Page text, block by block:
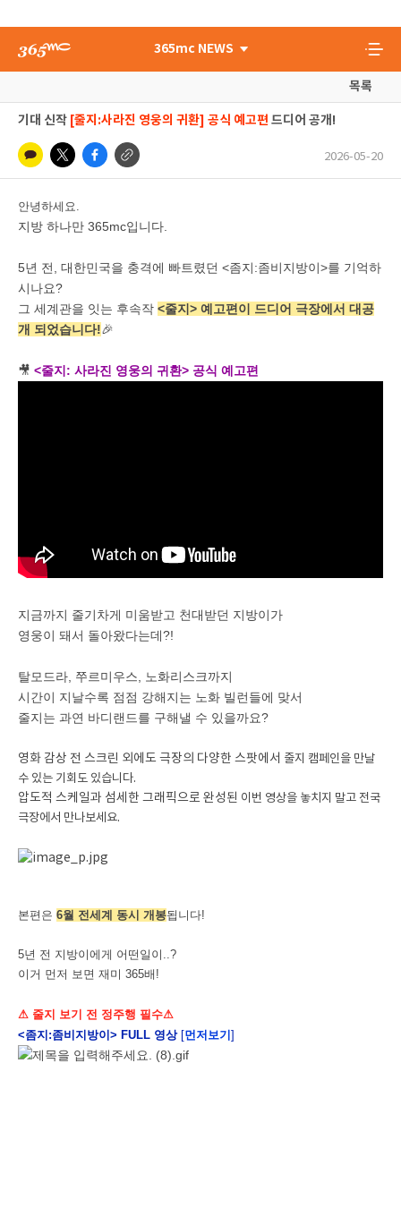
365mc NEWS
목록
기대 신작 [줄지:사라진 영웅의 귀환] 공식 예고편 드디어 공개!
2026-05-20
안녕하세요.
지방 하나만 365mc입니다.
5년 전, 대한민국을 충격에 빠트렸던 <좀지:좀비지방이>를 기억하
시나요?
그 세계관을 잇는 후속작 <줄지> 예고편이 드디어 극장에서 대공
개 되었습니다!🎉
🎥 <줄지: 사라진 영웅의 귀환> 공식 예고편
지금까지 줄기차게 미움받고 천대받던 지방이가
영웅이 돼서 돌아왔다는데?!
탈모드라, 쭈르미우스, 노화리스크까지
시간이 지날수록 점점 강해지는 노화 빌런들에 맞서
줄지는 과연 바디랜드를 구해낼 수 있을까요?
영화 감상 전 스크린 외에도 극장의 다양한 스팟에서 줄지 캠페인을 만날
수 있는 기회도 있습니다.
압도적 스케일과 섬세한 그래픽으로 완성된 이번 영상을 놓치지 말고 전국
극장에서 만나보세요.
본편은 6월 전세계 동시 개봉됩니다!
5년 전 지방이에게 어떤일이..?
이거 먼저 보면 재미 365배!
⚠ 줄지 보기 전 정주행 필수⚠
<좀지:좀비지방이> FULL 영상[먼저보기 ]